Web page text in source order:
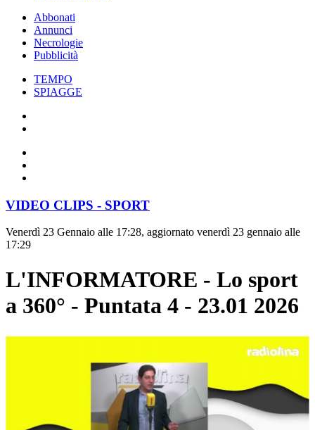
Abbonati
Annunci
Necrologie
Pubblicità
TEMPO
SPIAGGE
VIDEO CLIPS - SPORT
Venerdì 23 Gennaio alle 17:28, aggiornato venerdì 23 gennaio alle
17:29
L'INFORMATORE - Lo sport
a 360° - Puntata 4 - 23.01 2026